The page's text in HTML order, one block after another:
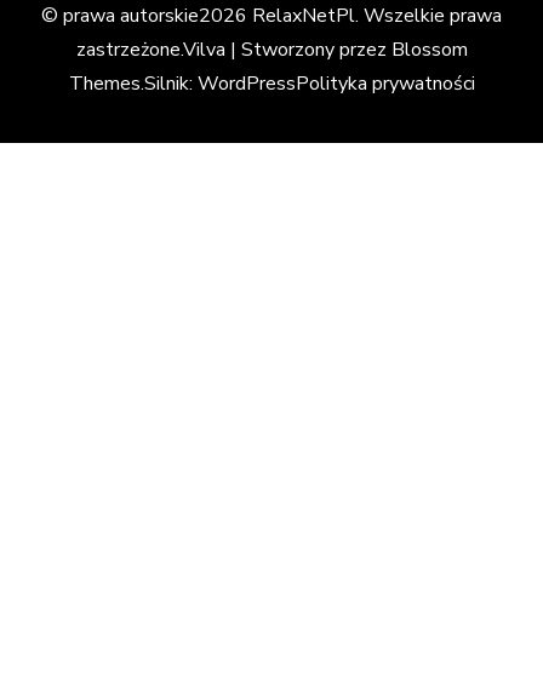
© prawa autorskie2026 RelaxNetPl. Wszelkie prawa
zastrzeżone.Vilva | Stworzony przez Blossom
Themes.Silnik: WordPressPolityka prywatności